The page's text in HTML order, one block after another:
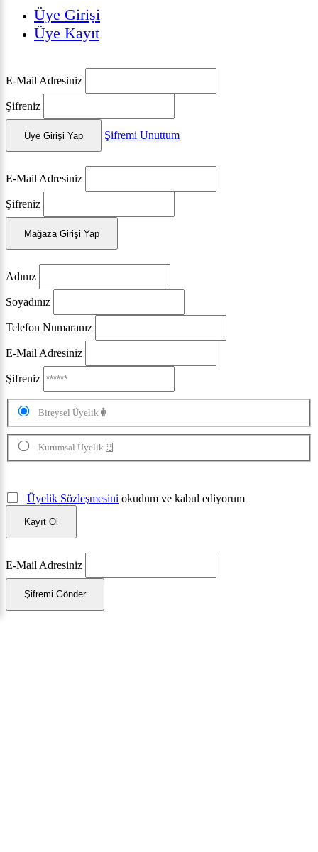
Üye Girişi
Üye Kayıt
E-Mail Adresiniz
Şifreniz
Üye Girişi Yap Şifremi Unuttum
E-Mail Adresiniz
Şifreniz
Mağaza Girişi Yap
Adınız
Soyadınız
Telefon Numaranız
E-Mail Adresiniz
Şifreniz
Bireysel Üyelik
Kurumsal Üyelik
Üyelik Sözleşmesini okudum ve kabul ediyorum
Kayıt Ol
E-Mail Adresiniz
Şifremi Gönder